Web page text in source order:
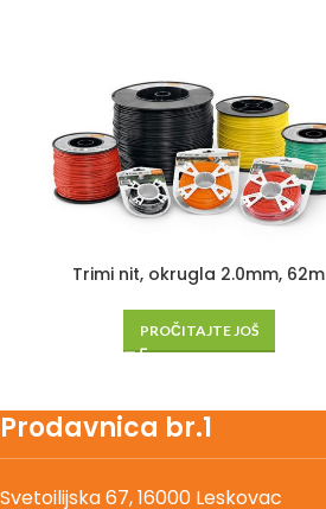
Trimi nit, okrugla 2.0mm, 62m
PROČITAJTE JOŠ
Prodavnica br.1
Svetoilijska 67, 16000 Leskovac